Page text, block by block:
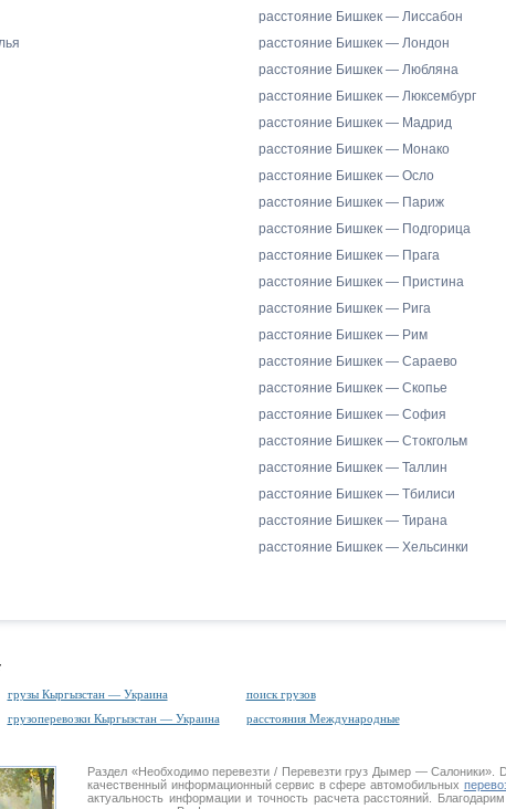
расстояние Бишкек — Лиссабон
расстояние Бишкек — Лондон
расстояние Бишкек — Любляна
расстояние Бишкек — Люксембург
расстояние Бишкек — Мадрид
расстояние Бишкек — Монако
расстояние Бишкек — Осло
расстояние Бишкек — Париж
расстояние Бишкек — Подгорица
расстояние Бишкек — Прага
расстояние Бишкек — Пристина
расстояние Бишкек — Рига
расстояние Бишкек — Рим
расстояние Бишкек — Сараево
расстояние Бишкек — Скопье
расстояние Бишкек — София
расстояние Бишкек — Стокгольм
расстояние Бишкек — Таллин
расстояние Бишкек — Тбилиси
расстояние Бишкек — Тирана
расстояние Бишкек — Хельсинки
грузы Кыргызстан — Украина
поиск грузов
грузоперевозки Кыргызстан — Украина расстояния Международные
Раздел «Необходимо перевезти / Перевезти груз Дымер — Салоники».
качественный информационный сервис в сфере автомобильных
актуальность информации и точность расчета расстояний.